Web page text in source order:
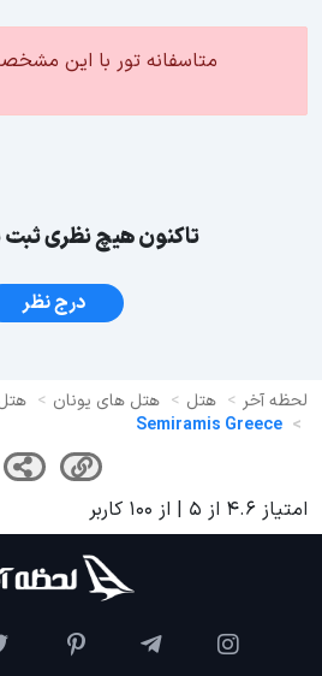
متاسفانه تور با این
تاکنون هیچ نظری
درج نظر
لحظه آخر هتل هتل های یونان
Semiramis Greece
امتیاز 4.6 از 5 | از 100 کاربر